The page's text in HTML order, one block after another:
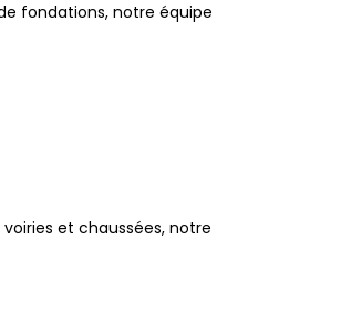
fondations, notre équipe
et chaussées, notre